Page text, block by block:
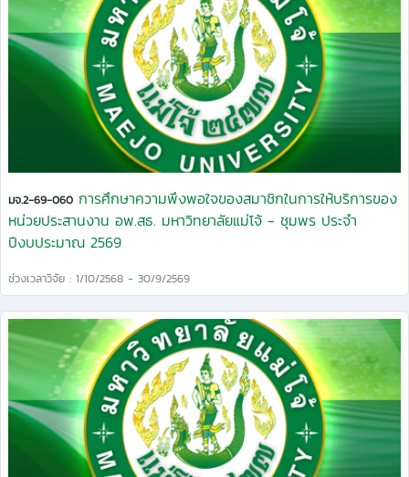
มจ.2-69-060 การศึกษาความพึงพอใจของสมาชิกในการให้บริการของ
หน่วยประสานงาน อพ.สธ. มหาวิทยาลัยแม่โจ้ - ชุมพร ประจำ
ปีงบประมาณ 2569
ช่วงเวลาวิจัย : 1/10/2568 - 30/9/2569